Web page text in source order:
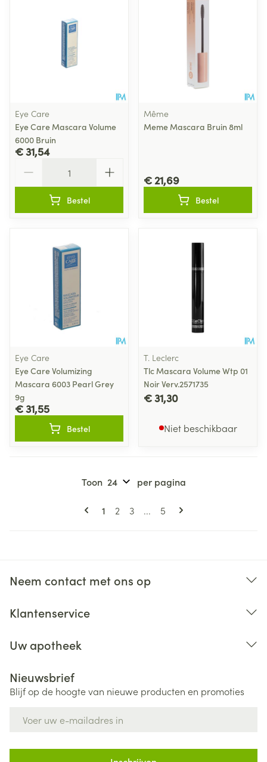
Eye Care
Eye Care Mascara Volume
6000 Bruin
€ 31,54
Bestel
Même
Meme Mascara Bruin 8ml
€ 21,69
Bestel
Eye Care
Eye Care Volumizing
Mascara 6003 Pearl Grey
9g
€ 31,55
Bestel
T. Leclerc
Tlc Mascara Volume Wtp 01
Noir Verv.2571735
€ 31,30
Niet beschikbaar
Pagina's
U lees momenteel pagina
1 Pagina
2 Pagina
3 ... Pagina
5
Toon per pagina
Neem contact met ons op
Klantenservice
Uw apotheek
Nieuwsbrief
Blijf op de hoogte van nieuwe producten en promoties